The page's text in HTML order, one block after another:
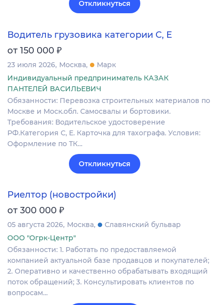
Откликнуться
Водитель грузовика категории С, Е
от 150 000 ₽
23 июля 2026 Москва
Марк
Индивидуальный предприниматель КАЗАК
ПАНТЕЛЕЙ ВАСИЛЬЕВИЧ
Обязанности: Перевозка строительных материалов по
Москве и Моск.обл. Самосвалы и бортовики.
Требования: Водительское удостоверение
РФ.Категория С, Е. Карточка для тахографа. Условия:
Оформление по ТК…
Откликнуться
Риелтор (новостройки)
от 300 000 ₽
05 августа 2026 Москва
Славянский бульвар
ООО "Огрк-Центр"
Обязанности: 1. Работать по предоставляемой
компанией актуальной базе продавцов и покупателей;
2. Оперативно и качественно обрабатывать входящий
поток обращений; 3. Консультировать клиентов по
вопросам…